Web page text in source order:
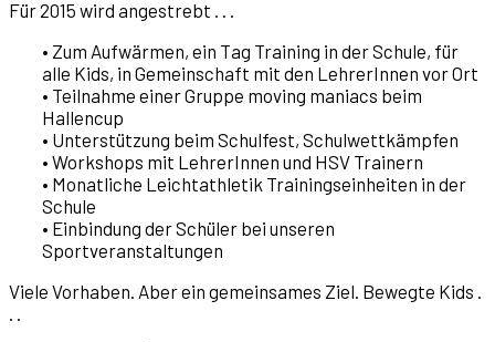
Für 2015 wird angestrebt . . .
• Zum Aufwärmen, ein Tag Training in der Schule, für
alle Kids, in Gemeinschaft mit den LehrerInnen vor Ort
• Teilnahme einer Gruppe moving maniacs beim
Hallencup
• Unterstützung beim Schulfest, Schulwettkämpfen
• Workshops mit LehrerInnen und HSV Trainern
• Monatliche Leichtathletik Trainingseinheiten in der
Schule
• Einbindung der Schüler bei unseren
Sportveranstaltungen
Viele Vorhaben. Aber ein gemeinsames Ziel. Bewegte Kids .
. .